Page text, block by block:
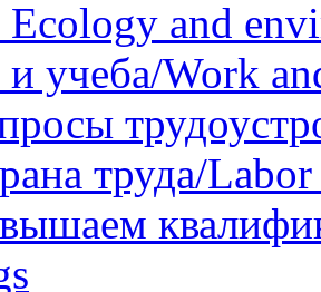
and
и учеба/Work
труда/Labor